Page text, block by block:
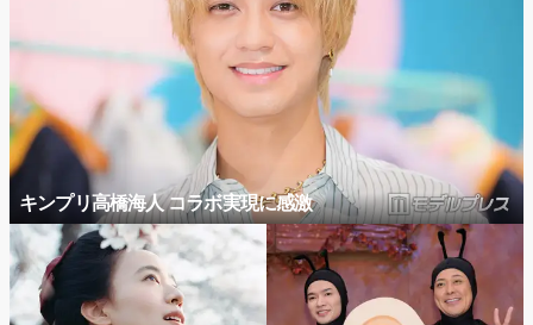
キンプリ高橋海人 コラボ実現に感激